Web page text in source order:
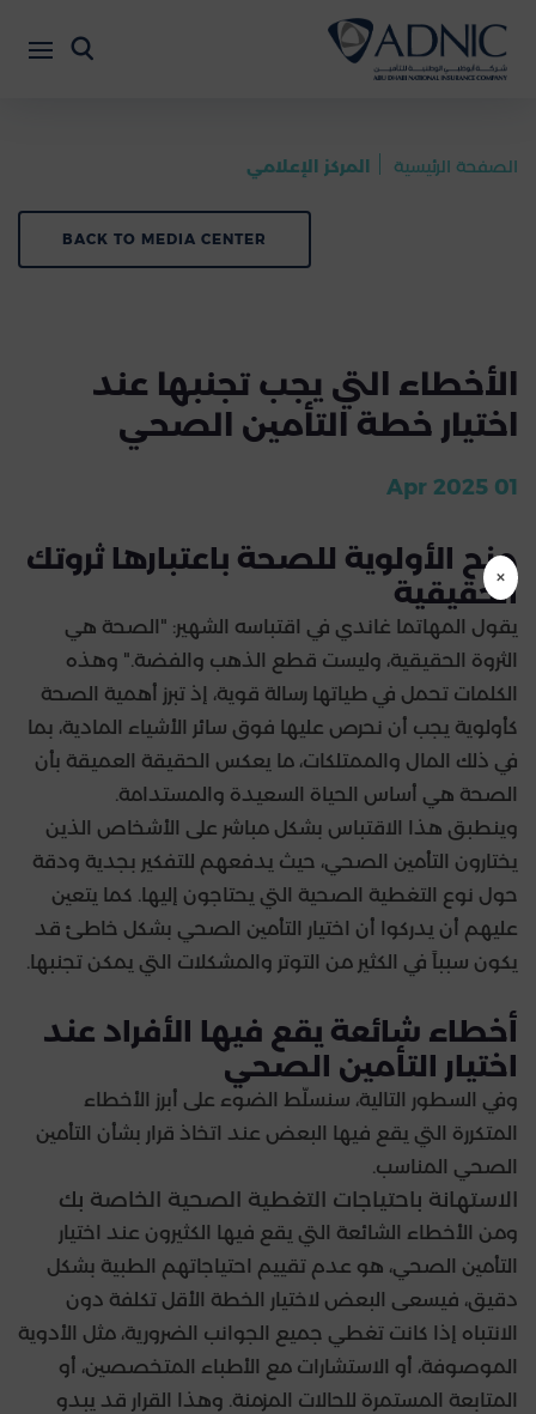
الصفحة الرئيسية المركز الإعلامي
BACK TO MEDIA CENTER
الأخطاء التي يجب تجنبها عند
اختيار خطة التأمين الصحي
01 Apr 2025
منح الأولوية للصحة باعتبارها ثروتك
الحقيقية
يقول المهاتما غاندي في اقتباسه الشهير: "الصحة هي
الثروة الحقيقية، وليست قطع الذهب والفضة." وهذه
الكلمات تحمل في طياتها رسالة قوية، إذ تبرز أهمية الصحة
كأولوية يجب أن نحرص عليها فوق سائر الأشياء المادية، بما
في ذلك المال والممتلكات، ما يعكس الحقيقة العميقة بأن
الصحة هي أساس الحياة السعيدة والمستدامة.
وينطبق هذا الاقتباس بشكل مباشر على الأشخاص الذين
يختارون التأمين الصحي، حيث يدفعهم للتفكير بجدية ودقة
حول نوع التغطية الصحية التي يحتاجون إليها. كما يتعين
عليهم أن يدركوا أن اختيار التأمين الصحي بشكل خاطئ قد
يكون سبباً في الكثير من التوتر والمشكلات التي يمكن تجنبها.
أخطاء شائعة يقع فيها الأفراد عند
اختيار التأمين الصحي
وفي السطور التالية، سنسلّط الضوء على أبرز الأخطاء
المتكررة التي يقع فيها البعض عند اتخاذ قرار بشأن التأمين
الصحي المناسب.
الاستهانة باحتياجات التغطية الصحية الخاصة بك
ومن الأخطاء الشائعة التي يقع فيها الكثيرون عند اختيار
التأمين الصحي، هو عدم تقييم احتياجاتهم الطبية بشكل
دقيق، فيسعى البعض لاختيار الخطة الأقل تكلفة دون
الانتباه إذا كانت تغطي جميع الجوانب الضرورية، مثل الأدوية
الموصوفة، أو الاستشارات مع الأطباء المتخصصين، أو
المتابعة المستمرة للحالات المزمنة. وهذا القرار قد يبدو
×